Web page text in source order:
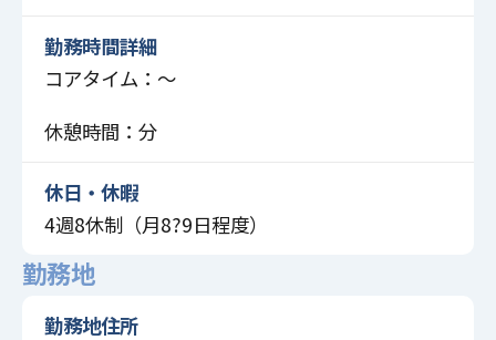
勤務時間詳細
コアタイム：～
休憩時間：分
休日・休暇
4週8休制（月8?9日程度）
勤務地
勤務地住所